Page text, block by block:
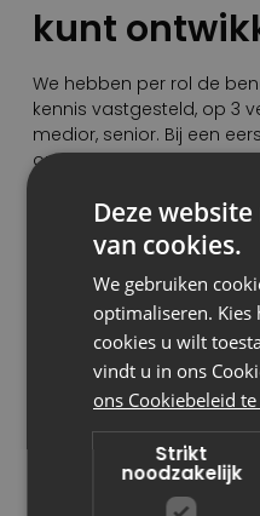
kunt
We hebben per rol de
kennis vastgesteld, op 3
medior, senior. Bij een
op welk niveau je je
wat je nog moet
een volgend niveau,
hebt als je wilt
die manier is het heel
zijn en kun je zelf kiezen
en deze opnemen in je
Hoe zorg jij
voor dat je
Ik lees boeken, volg
vakorganisaties (zoals
Deze
van cookies.
We gebruiken
optimaliseren.
cookies u wilt
vindt u in ons
ons Cookiebeleid te
Strikt
noodzakelijk